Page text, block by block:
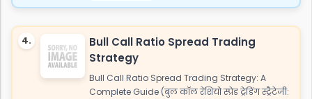
4.
Bull Call Ratio Spread Trading
Strategy
Bull Call Ratio Spread Trading Strategy: A
Complete Guide (बुल कॉल रेशियो स्प्रेड ट्रेडिंग स्ट्रैटेजी: